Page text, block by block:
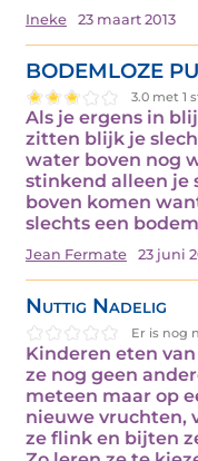
Ineke 23 maart 2013
BODEMLOZE
3.0 met 1
Als je ergens in
zitten blijk je
water boven nog
stinkend alleen je
boven komen
slechts een
Jean Fermate 23 juni
Nuttig Nadelig
Er is nog
Kinderen eten
ze nog geen
meteen maar op
nieuwe vruchten,
ze flink en bijten